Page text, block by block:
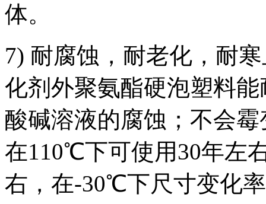
体。
7) 耐腐蚀，耐老化，耐
化剂外聚氨酯硬泡塑料
酸碱溶液的腐蚀；不会
在110℃下可使用30年左
右，在-30℃下尺寸变化